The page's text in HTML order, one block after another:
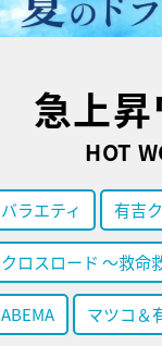
急上
HOT
バラエティ 有吉
クロスロード ～救命
ABEMA マツコ＆